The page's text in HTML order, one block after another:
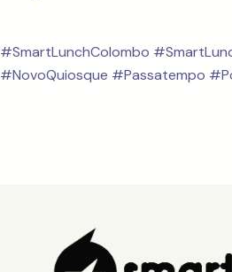
#SmartLunchColombo
#NovoQuiosque #Passatempo